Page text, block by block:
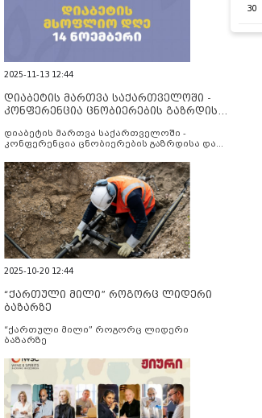
2025-11-13 12:44
დიაბეტის მართვა საქართველოში -
კონფერენცია ცნობიერების გაზრდისა
დიაბეტის მართვა საქართველოში -
კონფერენცია ცნობიერების გაზრდისა და
2025-10-20 12:44
“ქართული მილი” როგორც ლიდერი
ბაზარზე
“ქართული მილი” როგორც ლიდერი
ბაზარზე
30